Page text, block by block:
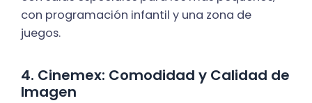
con programación infantil y una zona de
juegos.
4. Cinemex: Comodidad y Calidad de
Imagen